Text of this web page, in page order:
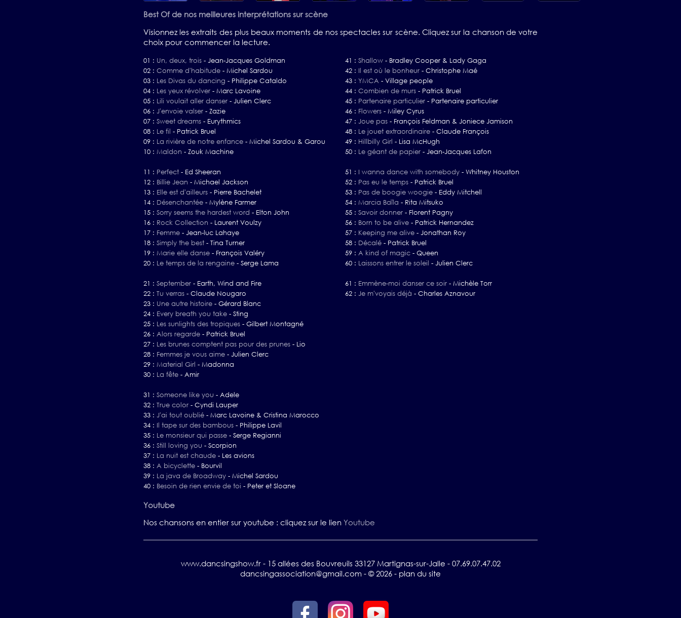
Best Of de nos meilleures interprétations sur scène
Visionnez les extraits des plus beaux moments de nos spectacles sur scène. Cliquez sur la chanson de votre
choix pour commencer la lecture.
01 : Un, deux, trois - Jean-Jacques Goldman
02 : Comme d'habitude - Michel Sardou
03 : Les Divas du dancing - Philippe Cataldo
04 : Les yeux révolver - Marc Lavoine
05 : Lili voulait aller danser - Julien Clerc
06 : J'envoie valser - Zazie
07 : Sweet dreams - Eurythmics
08 : Le fil - Patrick Bruel
09 : La rivière de notre enfance - Michel Sardou & Garou
10 : Maldon - Zouk Machine
11 : Perfect - Ed Sheeran
12 : Billie Jean - Michael Jackson
13 : Elle est d'ailleurs - Pierre Bachelet
14 : Désenchantée - Mylène Farmer
15 : Sorry seems the hardest word - Elton John
16 : Rock Collection - Laurent Voulzy
17 : Femme - Jean-luc Lahaye
18 : Simply the best - Tina Turner
19 : Marie elle danse - François Valéry
20 : Le temps de la rengaine - Serge Lama
21 : September - Earth, Wind and Fire
22 : Tu verras - Claude Nougaro
23 : Une autre histoire - Gérard Blanc
24 : Every breath you take - Sting
25 : Les sunlights des tropiques - Gilbert Montagné
26 : Alors regarde - Patrick Bruel
27 : Les brunes comptent pas pour des prunes - Lio
28 : Femmes je vous aime - Julien Clerc
29 : Material Girl - Madonna
30 : La fête - Amir
31 : Someone like you - Adele
32 : True color - Cyndi Lauper
33 : J'ai tout oublié - Marc Lavoine & Cristina Marocco
34 : Il tape sur des bambous - Philippe Lavil
35 : Le monsieur qui passe - Serge Regianni
36 : Still loving you - Scorpion
37 : La nuit est chaude - Les avions
38 : A bicyclette - Bourvil
39 : La java de Broadway - Michel Sardou
40 : Besoin de rien envie de toi - Peter et Sloane
41 : Shallow - Bradley Cooper & Lady Gaga
42 : Il est où le bonheur - Christophe Maé
43 : YMCA - Village people
44 : Combien de murs - Patrick Bruel
45 : Partenaire particulier - Partenaire particulier
46 : Flowers - Miley Cyrus
47 : Joue pas - François Feldman & Joniece Jamison
48 : Le jouet extraordinaire - Claude François
49 : Hillbilly Girl - Lisa McHugh
50 : Le géant de papier - Jean-Jacques Lafon
51 : I wanna dance with somebody - Whitney Houston
52 : Pas eu le temps - Patrick Bruel
53 : Pas de boogie woogie - Eddy Mitchell
54 : Marcia Baïla - Rita Mitsuko
55 : Savoir donner - Florent Pagny
56 : Born to be alive - Patrick Hernandez
57 : Keeping me alive - Jonathan Roy
58 : Décalé - Patrick Bruel
59 : A kind of magic - Queen
60 : Laissons entrer le soleil - Julien Clerc
61 : Emmène-moi danser ce soir - Michèle Torr
62 : Je m'voyais déjà - Charles Aznavour
Youtube
Nos chansons en entier sur youtube : cliquez sur le lien Youtube
www.dancsingshow.fr - 15 allées des Bouvreuils 33127 Martignas-sur-Jalle - 07.69.07.47.02
dancsingassociation@gmail.com -© 2026 - plan du site